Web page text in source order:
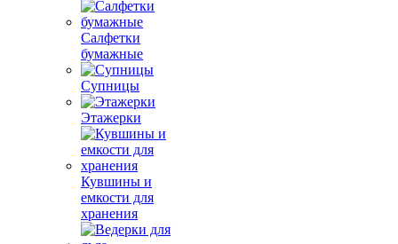
Салфетки
бумажные
Супницы
Этажерки
Кувшины и
емкости для
хранения